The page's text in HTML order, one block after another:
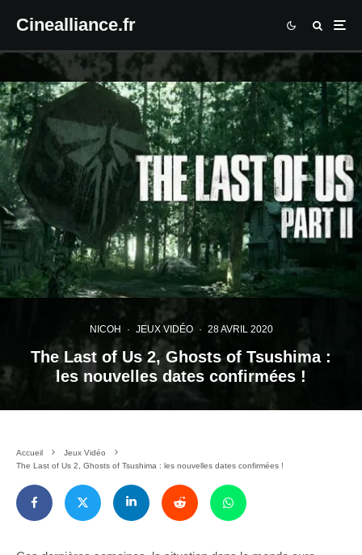
Cinealliance.fr
NICOH · JEUX VIDÉO · 28 AVRIL 2020
The Last of Us 2, Ghosts of Tsushima :
les nouvelles dates confirmées !
Accueil
Jeux Vidéo
The Last of Us 2, Ghosts of Tsushima : les nouvelles dates confirmées !